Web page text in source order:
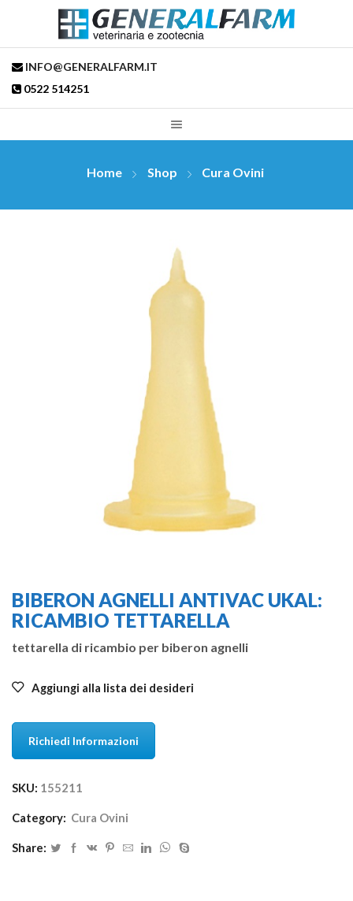
INFO@GENERALFARM.IT
0522 514251
Home Shop Cura Ovini
BIBERON AGNELLI ANTIVAC UKAL:
RICAMBIO TETTARELLA
tettarella di ricambio per biberon agnelli
Aggiungi alla lista dei desideri
Richiedi Informazioni
SKU: 155211
Category: Cura Ovini
Share: